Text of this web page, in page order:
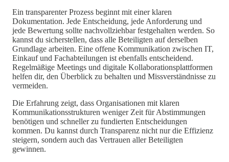
Ein transparenter Prozess beginnt mit einer klaren
Dokumentation. Jede Entscheidung, jede Anforderung und
jede Bewertung sollte nachvollziehbar festgehalten werden. So
kannst du sicherstellen, dass alle Beteiligten auf derselben
Grundlage arbeiten. Eine offene Kommunikation zwischen IT,
Einkauf und Fachabteilungen ist ebenfalls entscheidend.
Regelmäßige Meetings und digitale Kollaborationsplattformen
helfen dir, den Überblick zu behalten und Missverständnisse zu
vermeiden.
Die Erfahrung zeigt, dass Organisationen mit klaren
Kommunikationsstrukturen weniger Zeit für Abstimmungen
benötigen und schneller zu fundierten Entscheidungen
kommen. Du kannst durch Transparenz nicht nur die Effizienz
steigern, sondern auch das Vertrauen aller Beteiligten
gewinnen.